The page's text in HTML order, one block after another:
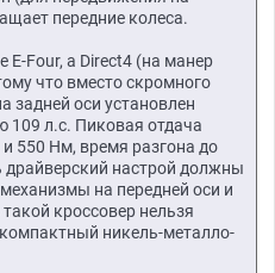
передние колеса.
Four, а Direct4 (на манер
что вместо скромного
задней оси установлен
109 л.с. Пиковая отдача
550 Нм, время разгона до
драйверский настрой должны
на передней оси и
кроссовер нельзя
компактный никель-металло-